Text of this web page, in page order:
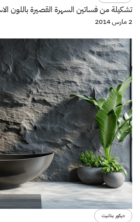
تشكيلة من فساتين السهرة القصيرة باللون
2 مارس 2014
ديكور بنانيت